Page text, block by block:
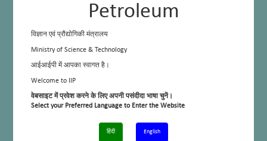
Petroleum
विज्ञान एवं प्रौद्योगिकी मंत्रालय
Ministry of Science & Technology
आईआईपी में आपका स्वागत है।
Welcome to IIP
वेबसाइट में प्रवेश करने के लिए अपनी पसंदीदा भाषा चुनें।
Select your Preferred Language to Enter the Website
हिंदी English